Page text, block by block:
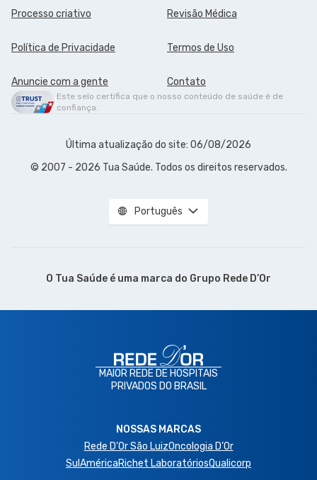
Processo criativo Revisão Médica
Política de Privacidade Termos de Uso
Anuncie com a gente Contato
Este selo certifica que o nosso conteúdo de saúde é de
confiança.
Última atualização do site: 06/08/2026
© 2007 - 2026 Tua Saúde. Todos os direitos reservados.
Português
O Tua Saúde é uma marca do Grupo Rede D’Or
MAIOR REDE DE HOSPITAIS
PRIVADOS DO BRASIL
NOSSAS MARCAS
Rede D'Or São LuizOncologia D’Or
SulAméricaRichet LaboratóriosQualicorp